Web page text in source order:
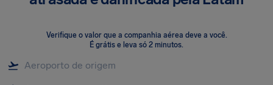
Verifique o valor que a companhia aérea deve a você.
É grátis e leva só 2 minutos.